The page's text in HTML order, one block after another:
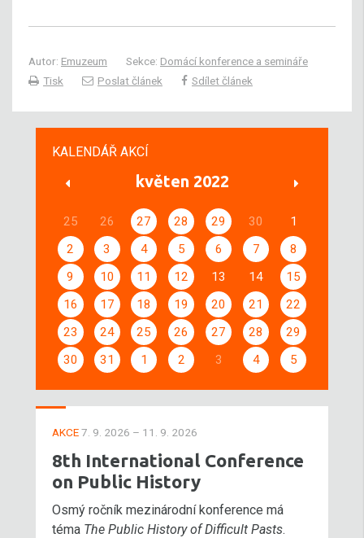
Autor: Emuzeum Sekce: Domácí konference a semináře
Tisk
Poslat článek Sdílet článek
KALENDÁŘ AKCÍ
květen 2022
25 26 27 28 29 30
1
2
3 4 5 6 7
8
9
10 11 12 13 14
15
16
17 18 19 20 21
22
23
24 25 26 27 28
29
30
31 1 2 3 4 5
AKCE7. 9. 2026 – 11. 9. 2026
8th International Conference
on Public History
Osmý ročník mezinárodní konference má
téma The Public History of Difficult Pasts.